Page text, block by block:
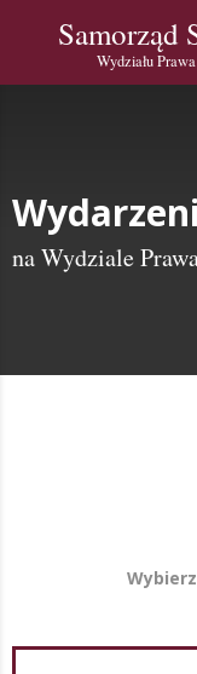
Samorząd
Wydziału
na Wydziale